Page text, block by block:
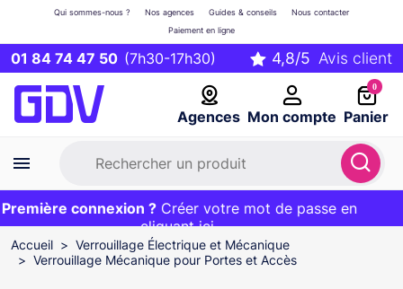
01 84 74 47 50 (7h30-17h30)
Agences Mon compte
Qui sommes-nous ? Nos agences Guides & conseils
Nous contacter
Paiement en ligne
0
Panier
Première commande ?20€ OFFERT sur votre panier
et livraison 24/48h gratuite avec le codeBIENVENUE
connexion ? Créer votre mot de passe en
cliquant ici
EXCLU WEB :
Accueil
Verrouillage Électrique et Mécanique
Verrouillage Mécanique pour Portes et Accès